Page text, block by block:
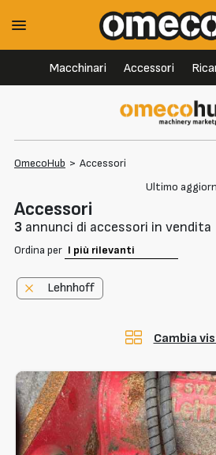
Macchinari Accessori
OmecoHub > Accessori
Ultimo
Accessori
3 annunci di accessori in vendita
Ordina per
Lehnhoff
Cambia